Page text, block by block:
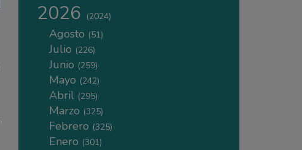
2026 (2024)
Agosto (51)
Julio (226)
Junio (259)
Mayo (242)
Abril (295)
Marzo (325)
Febrero (325)
Enero (301)